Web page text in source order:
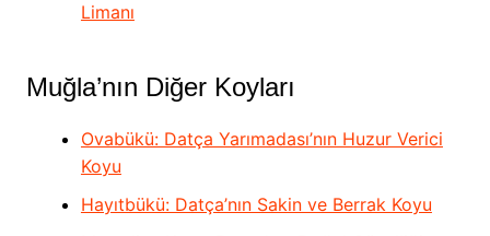
Limanı
Muğla’nın Diğer Koyları
Ovabükü: Datça Yarımadası’nın Huzur Verici
Koyu
Hayıtbükü: Datça’nın Sakin ve Berrak Koyu